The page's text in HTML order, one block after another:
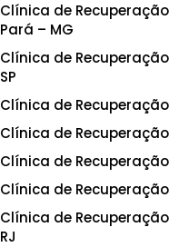
Clínica de
Pará – MG
Clínica de
SP
Clínica de
Clínica de
Clínica de
Clínica de
Clínica de
RJ